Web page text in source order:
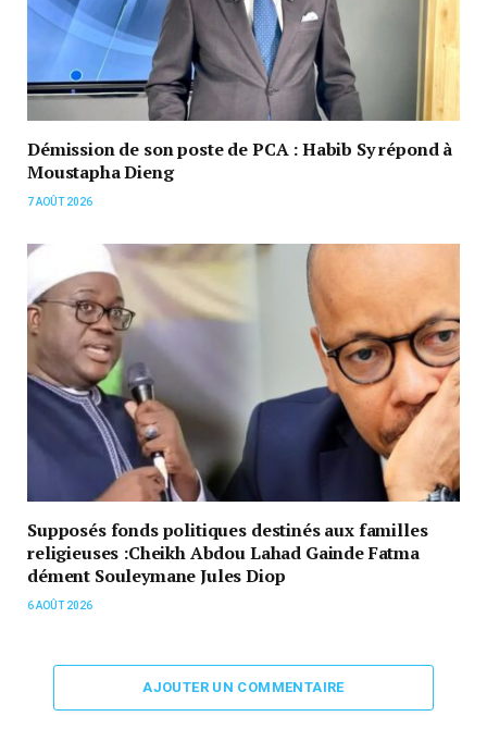
Démission de son poste de PCA : Habib Sy répond à
Moustapha Dieng
7 AOÛT 2026
Supposés fonds politiques destinés aux familles
religieuses :Cheikh Abdou Lahad Gainde Fatma
dément Souleymane Jules Diop
6 AOÛT 2026
AJOUTER UN COMMENTAIRE